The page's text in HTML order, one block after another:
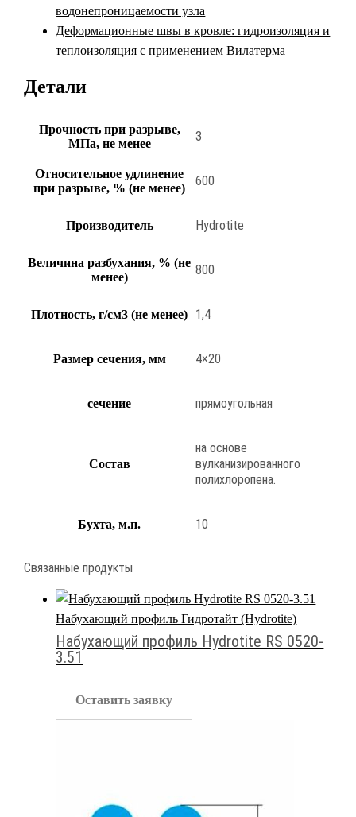
водонепроницаемости узла
Деформационные швы в кровле: гидроизоляция и
теплоизоляция с применением Вилатерма
Детали
Прочность при разрыве,
МПа, не менее
3
Относительное удлинение
при разрыве, % (не менее)
600
Производитель Hydrotite
Величина разбухания, % (не
менее)
800
Плотность, г/см3 (не менее) 1,4
Размер сечения, мм 4×20
сечение прямоугольная
Состав
на основе
вулканизированного
полихлоропена.
Бухта, м.п. 10
Связанные продукты
Набухающий профиль Гидротайт (Hydrotite)
Набухающий профиль Hydrotite RS 0520-
3.51
Оставить заявку